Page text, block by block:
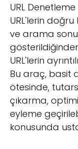
URL
URL'lerin doğru
ve arama
URL'lerin
Bu araç, basit
ötesinde,
çıkarma,
eyleme
konusunda